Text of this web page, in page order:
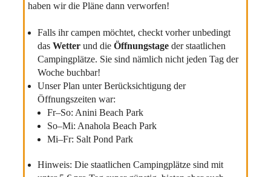
haben wir die Pläne dann verworfen!
Falls ihr campen möchtet, checkt vorher unbedingt
das Wetter und die Öffnungstage der staatlichen
Campingplätze. Sie sind nämlich nicht jeden Tag der
Woche buchbar!
Unser Plan unter Berücksichtigung der
Öffnungszeiten war:
Fr–So: Anini Beach Park
So–Mi: Anahola Beach Park
Mi–Fr: Salt Pond Park
Hinweis: Die staatlichen Campingplätze sind mit